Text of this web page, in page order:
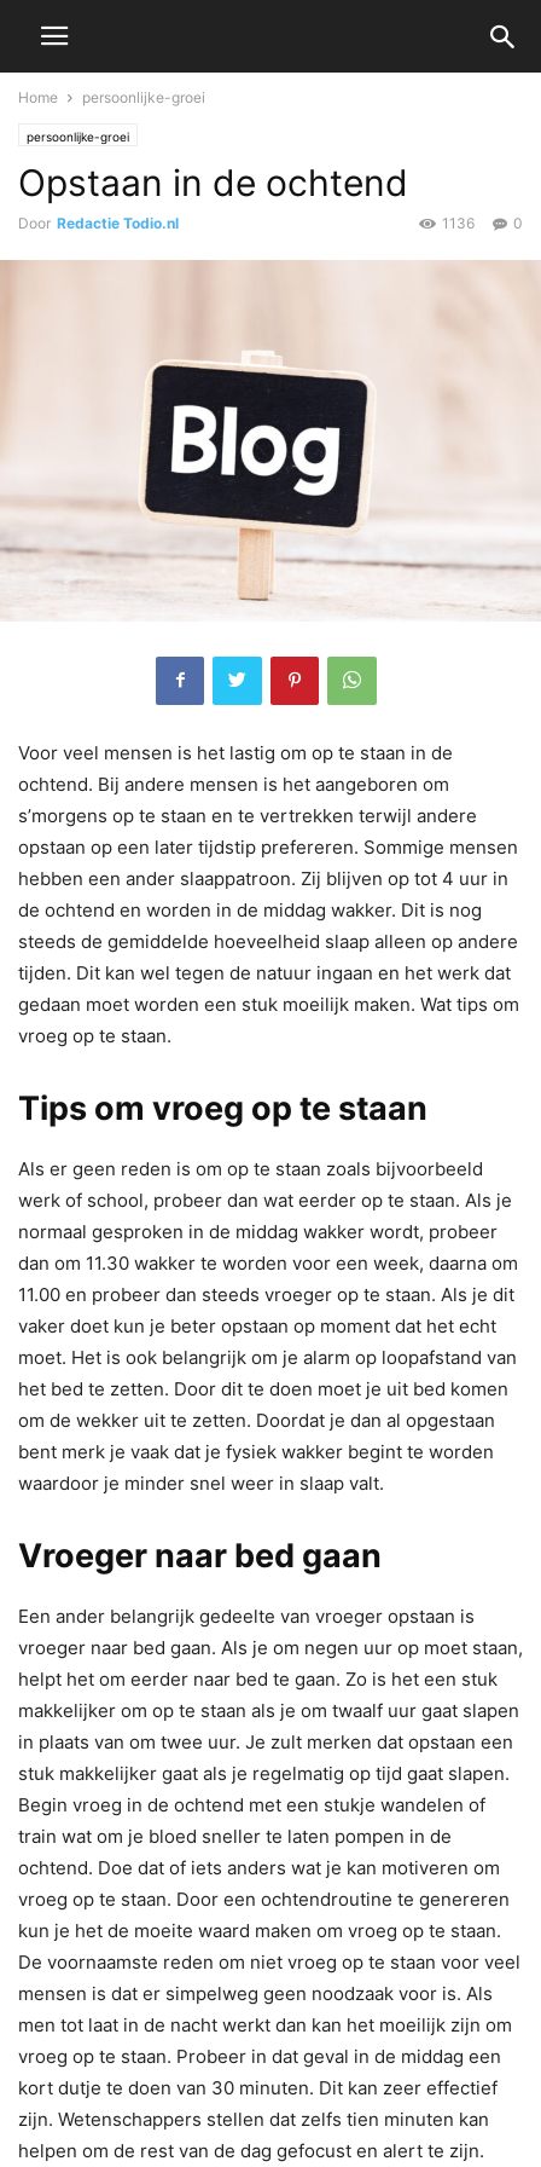
Home persoonlijke-groei
persoonlijke-groei
Opstaan in de ochtend
Door Redactie Todio.nl 0
1136
Voor veel mensen is het lastig om op te staan in de
ochtend. Bij andere mensen is het aangeboren om
s’morgens op te staan en te vertrekken terwijl andere
opstaan op een later tijdstip prefereren. Sommige mensen
hebben een ander slaappatroon. Zij blijven op tot 4 uur in
de ochtend en worden in de middag wakker. Dit is nog
steeds de gemiddelde hoeveelheid slaap alleen op andere
tijden. Dit kan wel tegen de natuur ingaan en het werk dat
gedaan moet worden een stuk moeilijk maken. Wat tips om
vroeg op te staan.
Tips om vroeg op te staan
Als er geen reden is om op te staan zoals bijvoorbeeld
werk of school, probeer dan wat eerder op te staan. Als je
normaal gesproken in de middag wakker wordt, probeer
dan om 11.30 wakker te worden voor een week, daarna om
11.00 en probeer dan steeds vroeger op te staan. Als je dit
vaker doet kun je beter opstaan op moment dat het echt
moet. Het is ook belangrijk om je alarm op loopafstand van
het bed te zetten. Door dit te doen moet je uit bed komen
om de wekker uit te zetten. Doordat je dan al opgestaan
bent merk je vaak dat je fysiek wakker begint te worden
waardoor je minder snel weer in slaap valt.
Vroeger naar bed gaan
Een ander belangrijk gedeelte van vroeger opstaan is
vroeger naar bed gaan. Als je om negen uur op moet staan,
helpt het om eerder naar bed te gaan. Zo is het een stuk
makkelijker om op te staan als je om twaalf uur gaat slapen
in plaats van om twee uur. Je zult merken dat opstaan een
stuk makkelijker gaat als je regelmatig op tijd gaat slapen.
Begin vroeg in de ochtend met een stukje wandelen of
train wat om je bloed sneller te laten pompen in de
ochtend. Doe dat of iets anders wat je kan motiveren om
vroeg op te staan. Door een ochtendroutine te genereren
kun je het de moeite waard maken om vroeg op te staan.
De voornaamste reden om niet vroeg op te staan voor veel
mensen is dat er simpelweg geen noodzaak voor is. Als
men tot laat in de nacht werkt dan kan het moeilijk zijn om
vroeg op te staan. Probeer in dat geval in de middag een
kort dutje te doen van 30 minuten. Dit kan zeer effectief
zijn. Wetenschappers stellen dat zelfs tien minuten kan
helpen om de rest van de dag gefocust en alert te zijn.